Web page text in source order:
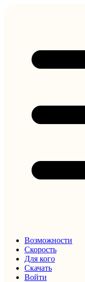
Возможности
Скорость
Для кого
Скачать
Войти